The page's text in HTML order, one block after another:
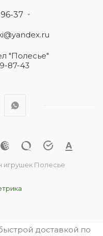
37
"Полесье"
87-43
игрушек Полесье
доставкой по